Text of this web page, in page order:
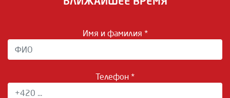
Имя и фамилия *
Телефон *